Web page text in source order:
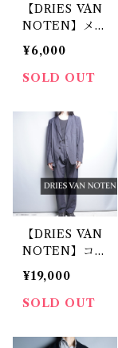
【DRIES VAN
NOTEN】メッ
シュ切り替えレ
オパードカット
ソー
¥6,000
SOLD OUT
【DRIES VAN
NOTEN】コッ
トンセットアッ
プ
¥19,000
SOLD OUT